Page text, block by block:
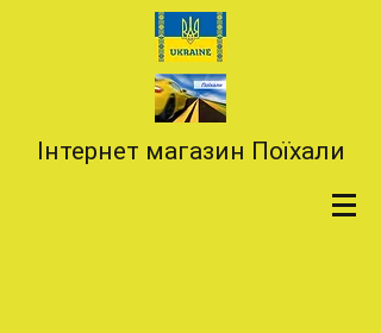
Інтернет магазин Поїхали